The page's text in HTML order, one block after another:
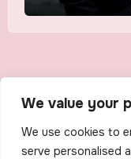
We value your
We use cookies to
serve personalised